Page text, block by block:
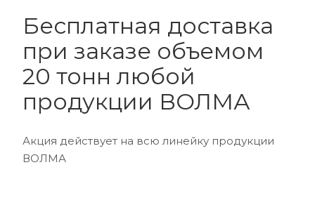
Бесплатная доставка
при заказе объемом
20 тонн любой
продукции ВОЛМА
Акция действует на всю линейку продукции
ВОЛМА